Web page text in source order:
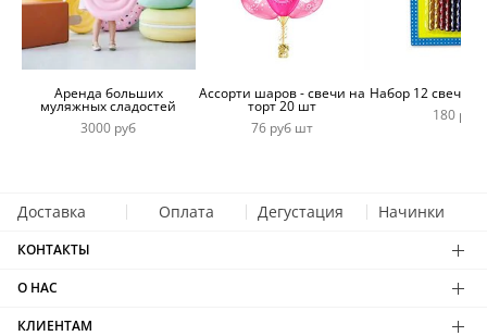
Аренда больших
муляжных сладостей
3000 руб
Ассорти шаров - свечи на
торт 20 шт
76 руб шт
Набор 12 свечей
180 руб
Доставка Оплата Дегустация Начинки
КОНТАКТЫ
О НАС
КЛИЕНТАМ